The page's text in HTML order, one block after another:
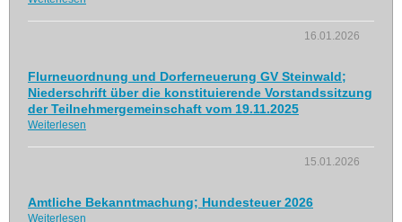
16.01.2026
Flurneuordnung und Dorferneuerung GV Steinwald;
Niederschrift über die konstituierende Vorstandssitzung
der Teilnehmergemeinschaft vom 19.11.2025
Weiterlesen
15.01.2026
Amtliche Bekanntmachung; Hundesteuer 2026
Weiterlesen